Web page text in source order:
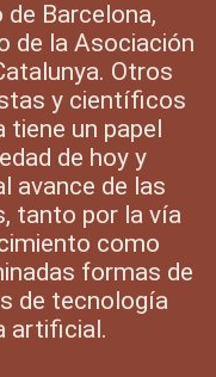
Barcelona,
de la Asociación
Otros
y científicos
un papel
de hoy y
avance de las
tanto por la vía
como
formas de
de tecnología
artificial.